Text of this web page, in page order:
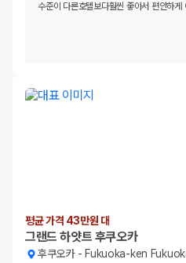
수준이 다른호텔보다훨씬 좋아서 편안하게
평균 가격 43만원 대
그랜드 하얏트 후쿠오카
후쿠오카- Fukuoka-ken Fukuoka